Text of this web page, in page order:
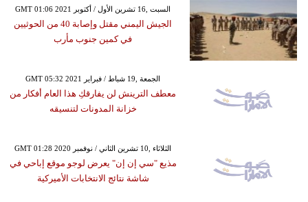
GMT 01:06 2021 السبت ,16 تشرين الأول / أكتوبر
الجيش اليمني مقتل وإصابة 40 من الحوثيين
في كمين جنوب مأرب
GMT 05:32 2021 الجمعة ,19 شباط / فبراير
معطف الترينش لن يفارقكِ هذا العام أفكار من
خزانة المدونات لتنسيقه
GMT 01:28 2020 الثلاثاء ,10 تشرين الثاني / نوفمبر
مذيع "سي إن إن" يعرض لوجو موقع إباحي في
شاشة نتائج الانتخابات الأميركية